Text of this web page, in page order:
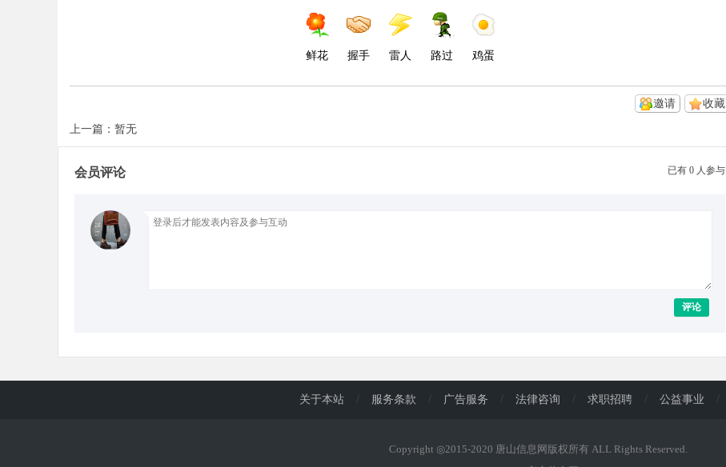
鲜花 握手 雷人 路过 鸡蛋
收藏
邀请
上一篇：暂无
已有 0 人参与
会员评论
评论
关于本站 / 服务条款 / 广告服务 / 法律咨询 / 求职招聘 / 公益事业 /
Copyright ◎2015-2020 唐山信息网版权所有 ALL Rights Reserved.